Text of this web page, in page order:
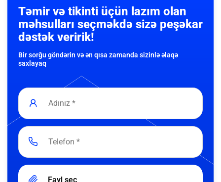
Təmir və tikinti üçün lazım olan
məhsulları seçməkdə sizə peşəkar
dəstək veririk!
Bir sorğu göndərin və ən qısa zamanda sizinlə əlaqə
saxlayaq
Fayl seç